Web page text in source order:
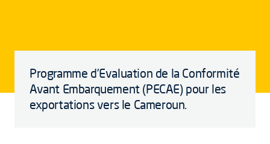
Programme d’Evaluation de la Conformité
Avant Embarquement (PECAE) pour les
exportations vers le Cameroun.